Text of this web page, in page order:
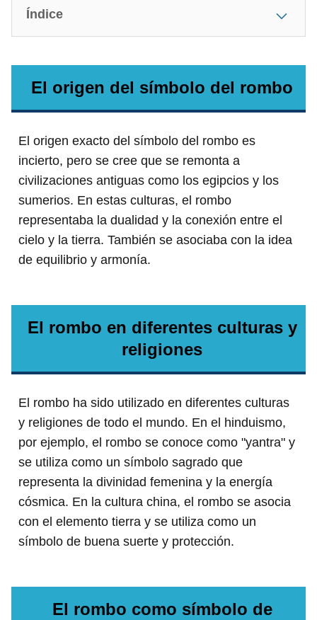
Índice
El origen del símbolo del rombo
El origen exacto del símbolo del rombo es
incierto, pero se cree que se remonta a
civilizaciones antiguas como los egipcios y los
sumerios. En estas culturas, el rombo
representaba la dualidad y la conexión entre el
cielo y la tierra. También se asociaba con la idea
de equilibrio y armonía.
El rombo en diferentes culturas y
religiones
El rombo ha sido utilizado en diferentes culturas
y religiones de todo el mundo. En el hinduismo,
por ejemplo, el rombo se conoce como "yantra" y
se utiliza como un símbolo sagrado que
representa la divinidad femenina y la energía
cósmica. En la cultura china, el rombo se asocia
con el elemento tierra y se utiliza como un
símbolo de buena suerte y protección.
El rombo como símbolo de